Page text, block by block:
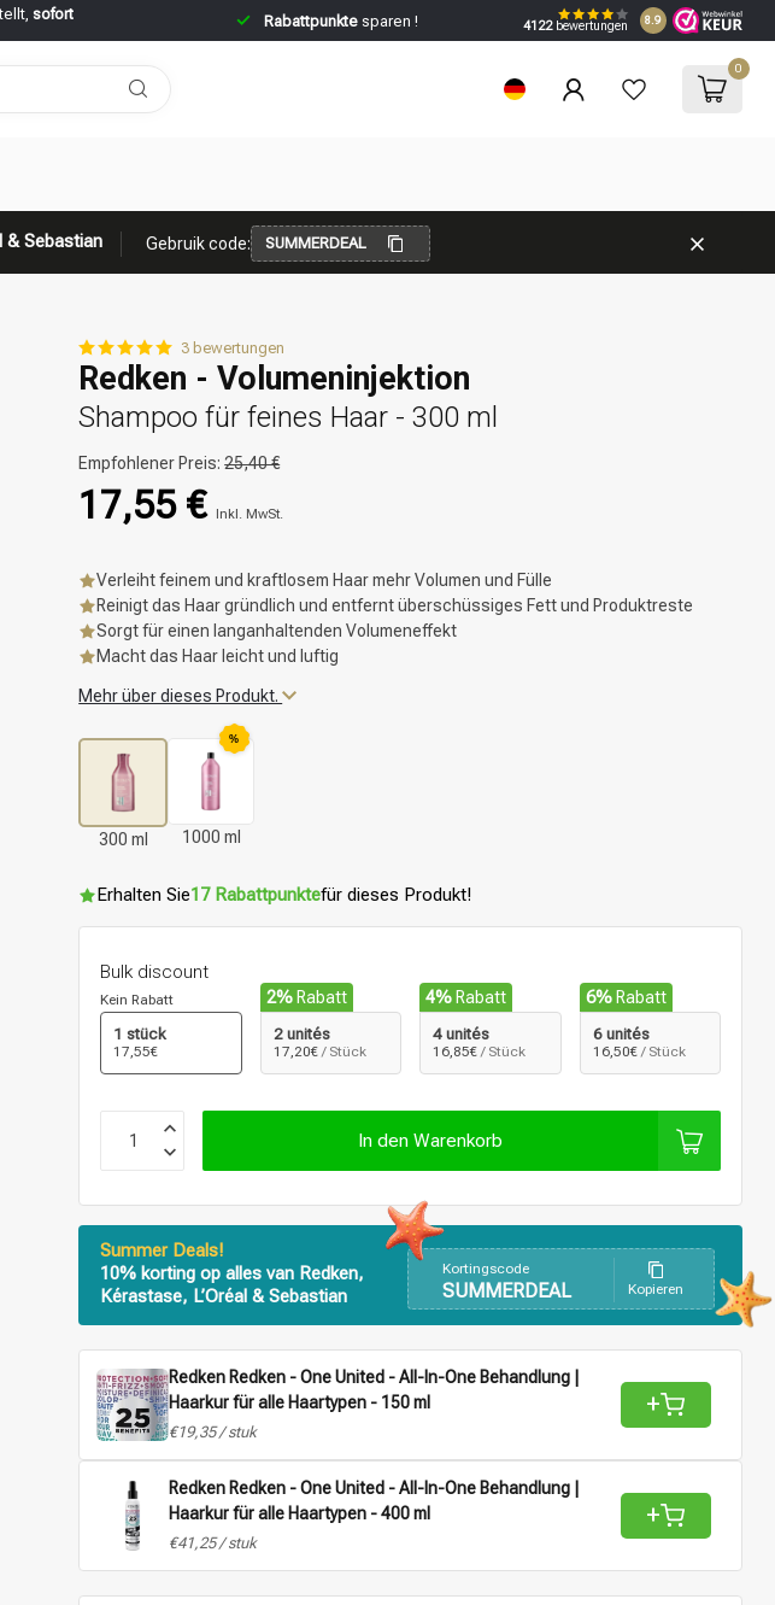
sofort
Rabattpunktesparen ! 4122bewertungen 8.9
0
& Sebastian Gebruik code: SUMMERDEAL
3 bewertungen
Redken - Volumeninjektion
Shampoo für feines Haar - 300 ml
Empfohlener Preis:25,40 €
17,55 € Inkl. MwSt.
Verleiht feinem und kraftlosem Haar mehr Volumen und Fülle
Reinigt das Haar gründlich und entfernt überschüssiges Fett und Produktreste
Sorgt für einen langanhaltenden Volumeneffekt
Macht das Haar leicht und luftig
Mehr über dieses Produkt.
300 ml
%
1000 ml
Erhalten Sie17 Rabattpunktefür dieses Produkt!
Bulk discount
Kein Rabatt
1 stück
17,55€
2%Rabatt
2 unités
17,20€ / Stück
4% Rabatt
4 unités
16,85€ / Stück
6%Rabatt
6 unités
16,50€ / Stück
In den Warenkorb
Summer Deals!
10% korting op alles van Redken,
Kérastase, L’Oréal & Sebastian
Kortingscode
SUMMERDEAL Kopieren
Redken Redken - One United - All-In-One Behandlung |
Haarkur für alle Haartypen - 150 ml
€19,35 / stuk
+
Redken Redken - One United - All-In-One Behandlung |
Haarkur für alle Haartypen - 400 ml
€41,25 / stuk
+